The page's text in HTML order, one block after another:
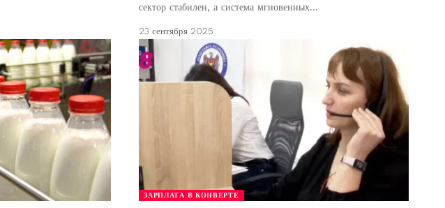
сектор стабилен, а система мгновенных…
23 сентября 2025
ЗАРПЛАТА В КОНВЕРТЕ